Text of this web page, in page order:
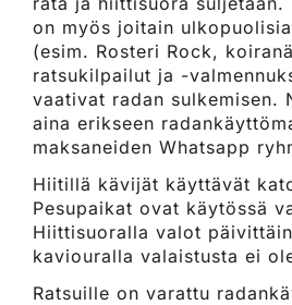
on myös joitain
(esim. Rosteri Rock,
ratsukilpailut ja -
vaativat radan sulkemisen.
aina erikseen
maksaneiden Whatsapp
Hiitillä kävijät käyttävät
Pesupaikat ovat käytössä
Hiittisuoralla valot
kaviouralla valaistusta ei
Ratsuille on varattu